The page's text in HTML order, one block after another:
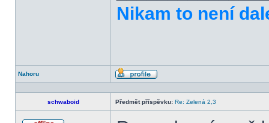
Nikam to není
Nahoru
Profil
schwaboid Předmět příspěvku: Re: Zelená 2,3